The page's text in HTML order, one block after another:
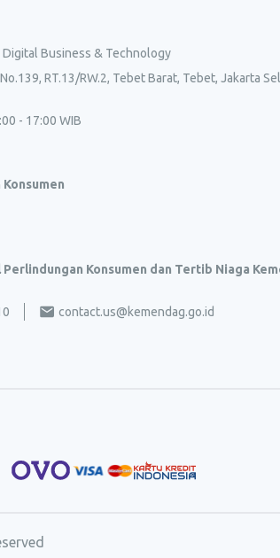
Business & Technology
RT.13/RW.2, Tebet Barat, Tebet, Jakarta
- 17:00 WIB
Konsumen dan Tertib Niaga
contact.us@kemendag.go.id